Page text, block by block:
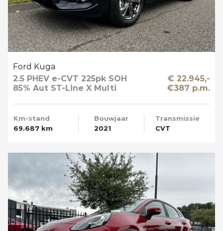
Ford Kuga
2.5 PHEV e-CVT 225pk SOH
85% Aut ST-Line X Multi
€ 22.945,-
€387 p.m.
Km-stand
69.687 km
Bouwjaar
2021
Transmissie
CVT